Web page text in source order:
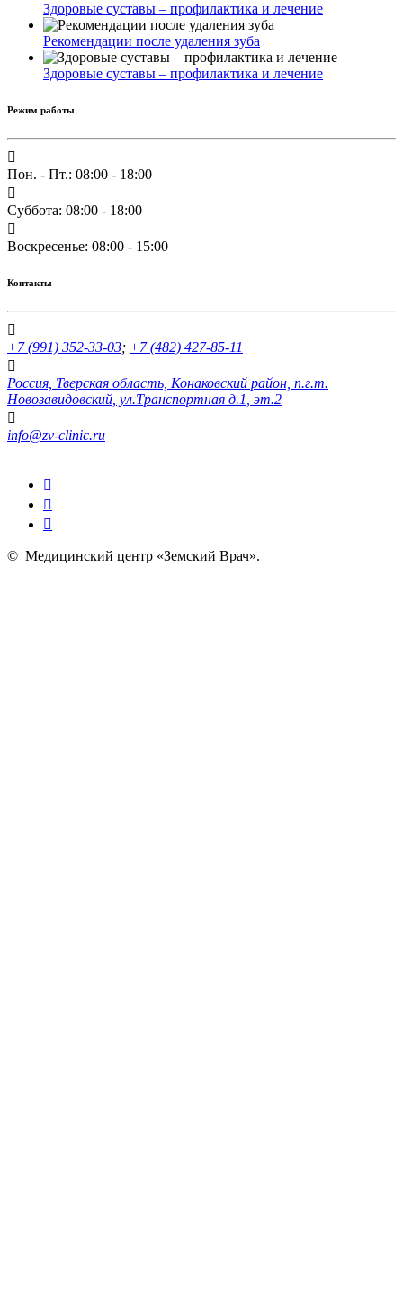
Здоровые суставы – профилактика и лечение
Рекомендации после удаления зуба
Здоровые суставы – профилактика и лечение
Режим работы
Пон. - Пт.: 08:00 - 18:00
Суббота: 08:00 - 18:00
Воскресенье: 08:00 - 15:00
Контакты
+7 (991) 352-33-03; +7 (482) 427-85-11
Россия, Тверская область, Конаковский район, п.г.т.
Новозавидовский, ул.Транспортная д.1, эт.2
info@zv-clinic.ru
© Медицинский центр «Земский Врач».